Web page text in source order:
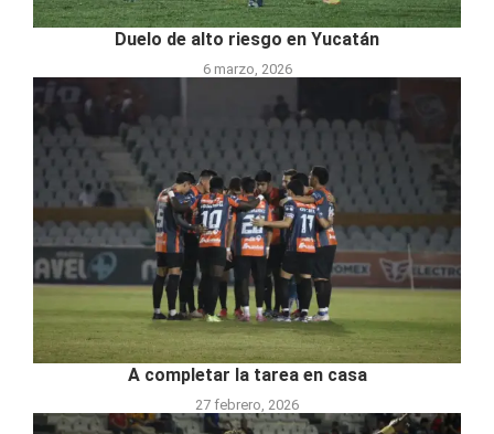
Duelo de alto riesgo en Yucatán
6 marzo, 2026
A completar la tarea en casa
27 febrero, 2026